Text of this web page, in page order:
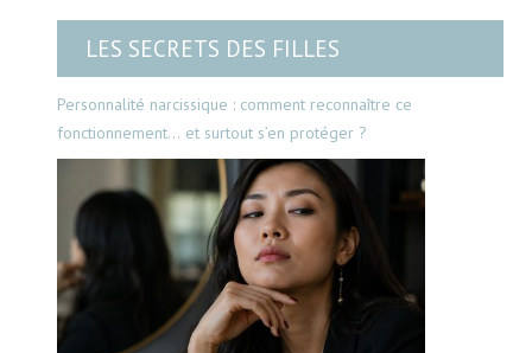
LES SECRETS DES FILLES
Personnalité narcissique : comment reconnaître ce
fonctionnement… et surtout s’en protéger ?